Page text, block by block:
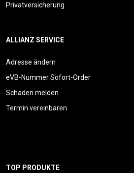
Privatversicherung
ALLIANZ SERVICE
Adresse ändern
eVB-Nummer Sofort-Order
Schaden melden
Termin vereinbaren
TOP PRODUKTE